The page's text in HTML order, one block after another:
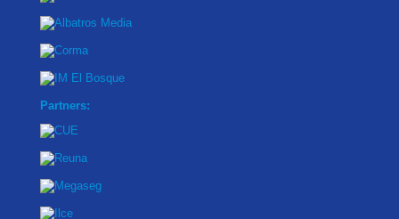
Partners: